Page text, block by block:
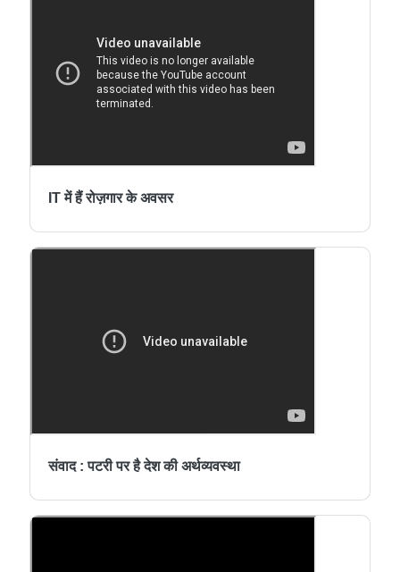
IT में हैं रोज़गार के अवसर
संवाद : पटरी पर है देश की अर्थव्यवस्था